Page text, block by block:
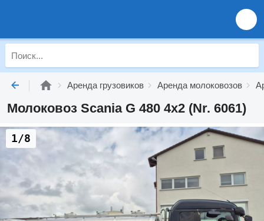
Аренда грузовиков Аренда молоковозов
Молоковоз Scania G 480 4x2 (Nr. 6061)
1/8